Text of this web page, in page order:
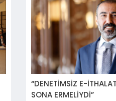
“DENETİMSİZ E-
SONA ERMELİYDİ”